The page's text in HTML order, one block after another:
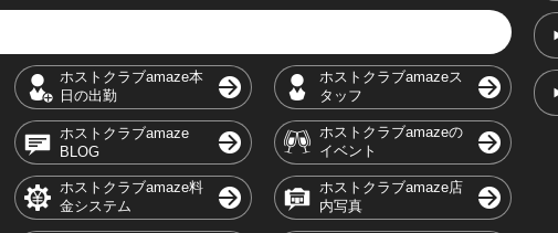
ホストクラブamaze本
日の出勤
ホストクラブamazeス
タッフ
ホストクラブamaze
BLOG
ホストクラブamazeの
イベント
ホストクラブamaze料
金システム
ホストクラブamaze店
内写真